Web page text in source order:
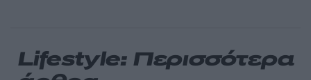
Lifestyle: Περισσότερα